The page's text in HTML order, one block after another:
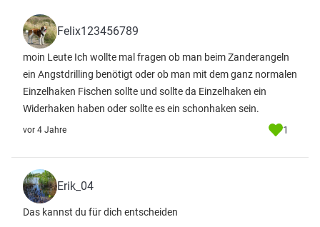
Felix123456789
moin Leute Ich wollte mal fragen ob man beim Zanderangeln
ein Angstdrilling benötigt oder ob man mit dem ganz normalen
Einzelhaken Fischen sollte und sollte da Einzelhaken ein
Widerhaken haben oder sollte es ein schonhaken sein.
vor 4 Jahre 1
Erik_04
Das kannst du für dich entscheiden